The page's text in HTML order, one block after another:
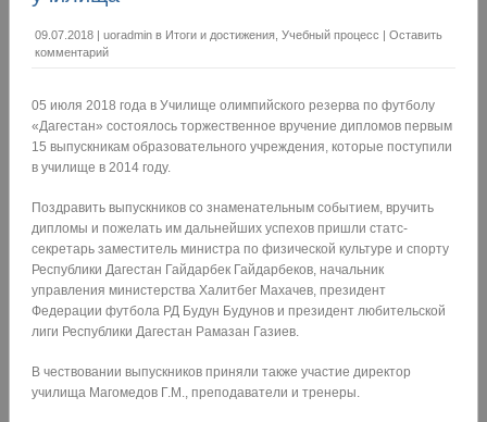
09.07.2018 | uoradmin в Итоги и достижения Учебный процесс | Оставить
комментарий
05 июля 2018 года в Училище олимпийского резерва по футболу
«Дагестан» состоялось торжественное вручение дипломов первым
15 выпускникам образовательного учреждения, которые поступили
в училище в 2014 году.
Поздравить выпускников со знаменательным событием, вручить
дипломы и пожелать им дальнейших успехов пришли статс-
секретарь заместитель министра по физической культуре и спорту
Республики Дагестан Гайдарбек Гайдарбеков, начальник
управления министерства Халитбег Махачев, президент
Федерации футбола РД Будун Будунов и президент любительской
лиги Республики Дагестан Рамазан Газиев.
В чествовании выпускников приняли также участие директор
училища Магомедов Г.М., преподаватели и тренеры.